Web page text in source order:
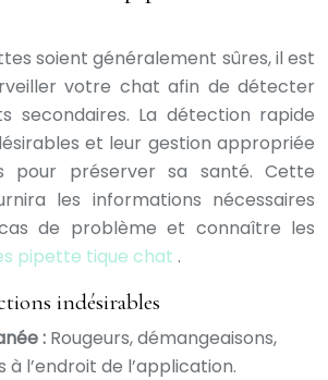
soient généralement sûres, il est
votre chat afin de détecter
secondaires. La détection rapide
et leur gestion appropriée
pour préserver sa santé. Cette
les informations nécessaires
de problème et connaître les
pipette tique chat .
indésirables
: Rougeurs, démangeaisons,
l’endroit de l’application.